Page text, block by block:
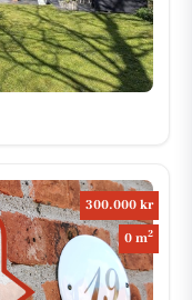
300.000 kr
0 m2